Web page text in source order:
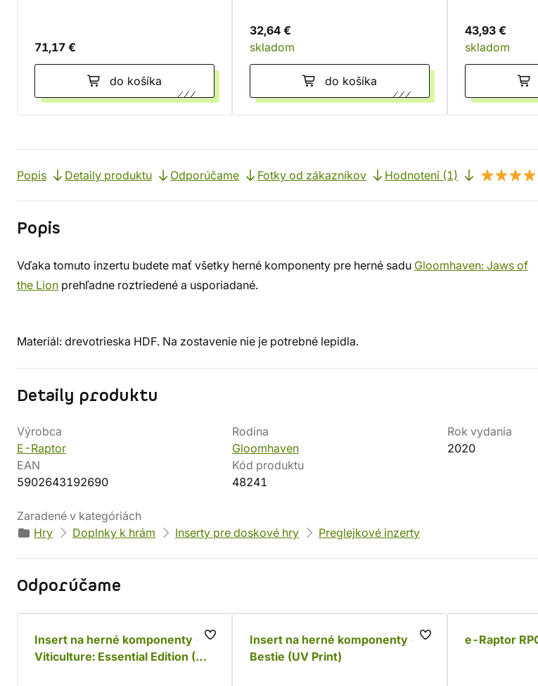
71,17 €
do košíka
32,64 €
skladom
do košíka
43,93 €
skladom
Popis Detaily produktu Odporúčame Fotky od zákazníkov Hodnotení (1)
Popis
Vďaka tomuto inzertu budete mať všetky herné komponenty pre herné sadu Gloomhaven: Jaws of
the Lion prehľadne roztriedené a usporiadané.
Materiál: drevotrieska HDF. Na zostavenie nie je potrebné lepidla.
Detaily produktu
Výrobca
E-Raptor
Rodina
Gloomhaven
Rok vydania
2020
EAN
5902643192690
Kód produktu
48241
Zaradené v kategóriách
Hry
Doplnky k hrám Inserty pre doskové hry Preglejkové inzerty
Odporúčame
Insert na herné komponenty -
Viticulture: Essential Edition (UV
Insert na herné komponenty -
Bestie (UV Print)
e-Raptor